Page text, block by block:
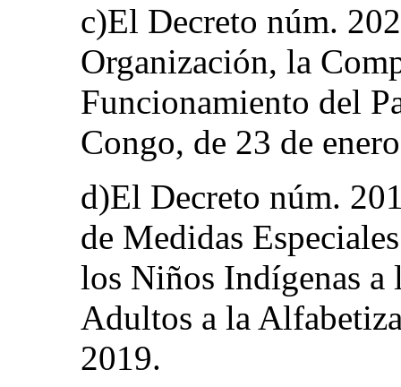
c)El Decreto núm.
Organización, la
Funcionamiento del
Congo, de 23 de
d)El Decreto núm.
de Medidas
los Niños Indígenas a
Adultos a la
2019.